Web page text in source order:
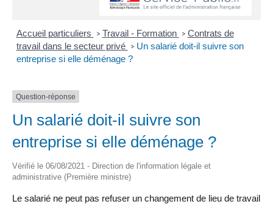
Accueil particuliers > Travail - Formation > Contrats de
travail dans le secteur privé > Un salarié doit-il suivre son
entreprise si elle déménage ?
Question-réponse
Un salarié doit-il suivre son
entreprise si elle déménage ?
Vérifié le 06/08/2021 - Direction de l'information légale et
administrative (Première ministre)
Le salarié ne peut pas refuser un changement de lieu de travail